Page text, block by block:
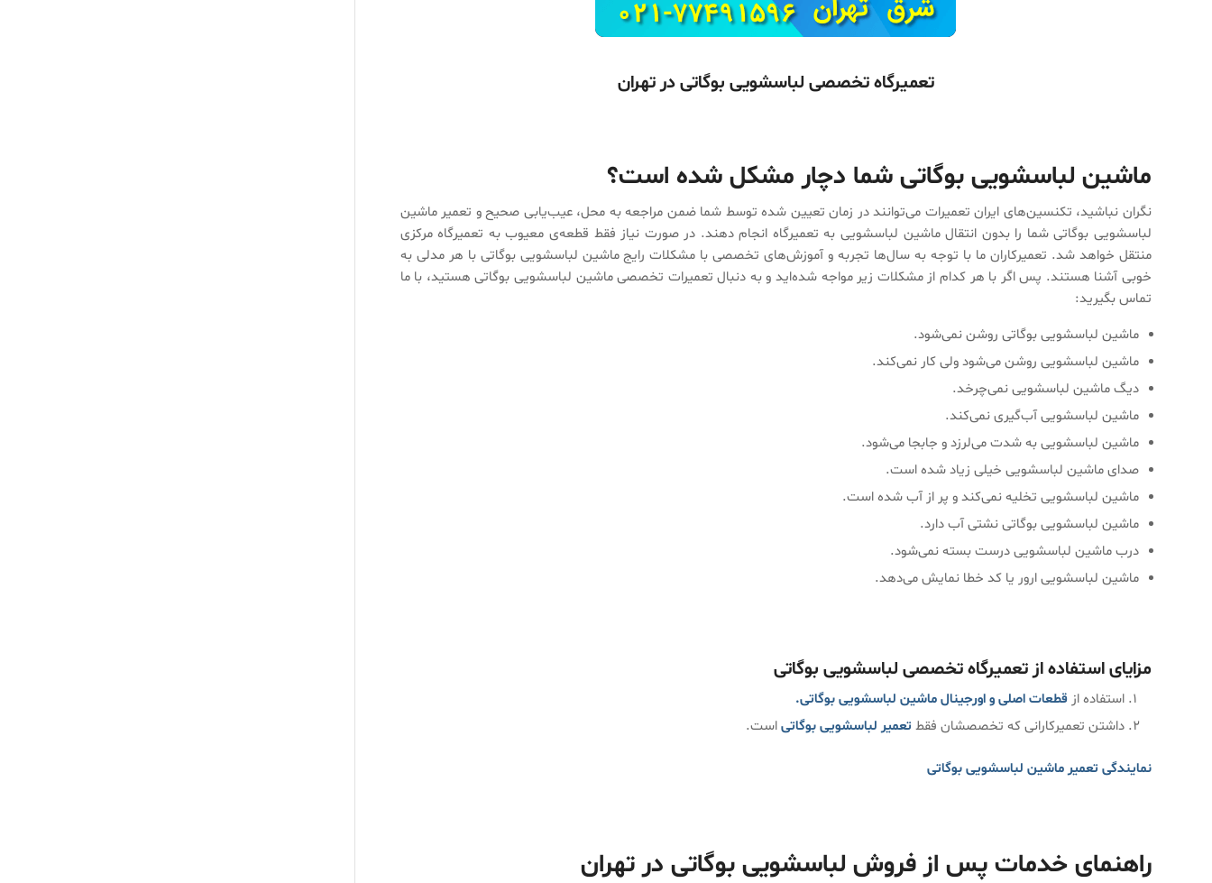
تعمیرگاه تخصصی لباسشویی بوگاتی در تهران
ماشین لباسشویی بوگاتی شما دچار مشکل شده است؟
نگران نباشید، تکنسین‌های ایران تعمیرات می‌توانند در زمان تعیین شده توسط شما ضمن مراجعه به محل، عیب‌یابی صحیح و تعمیر ماشین
لباسشویی بوگاتی شما را بدون انتقال ماشین لباسشویی به تعمیرگاه انجام دهند. در صورت نیاز فقط قطعه‌ی معیوب به تعمیرگاه مرکزی
منتقل خواهد شد. تعمیرکاران ما با توجه به سال‌ها تجربه و آموزش‌های تخصصی با مشکلات رایج ماشین لباسشویی بوگاتی با هر مدلی به
خوبی آشنا هستند. پس اگر با هر کدام از مشکلات زیر مواجه شده‌اید و به دنبال تعمیرات تخصصی ماشین لباسشویی بوگاتی هستید، با ما
تماس بگیرید:
ماشین لباسشویی بوگاتی روشن نمی‌شود.
ماشین لباسشویی روشن می‌شود ولی کار نمی‌کند.
دیگ ماشین لباسشویی نمی‌چرخد.
ماشین لباسشویی آب‌گیری نمی‌کند.
ماشین لباسشویی به شدت می‌لرزد و جابجا می‌شود.
صدای ماشین لباسشویی خیلی زیاد شده است.
ماشین لباسشویی تخلیه نمی‌کند و پر از آب شده است.
ماشین لباسشویی بوگاتی نشتی آب دارد.
درب ماشین لباسشویی درست بسته نمی‌شود.
ماشین لباسشویی ارور یا کد خطا نمایش می‌دهد.
مزایای استفاده از تعمیرگاه تخصصی لباسشویی بوگاتی
استفاده از قطعات اصلی و اورجینال ماشین لباسشویی بوگاتی.
داشتن تعمیرکارانی که تخصصشان فقط تعمیر لباسشویی بوگاتیاست.
نمایندگی تعمیر ماشین لباسشویی بوگاتی
راهنمای خدمات پس از فروش لباسشویی بوگاتی در تهران